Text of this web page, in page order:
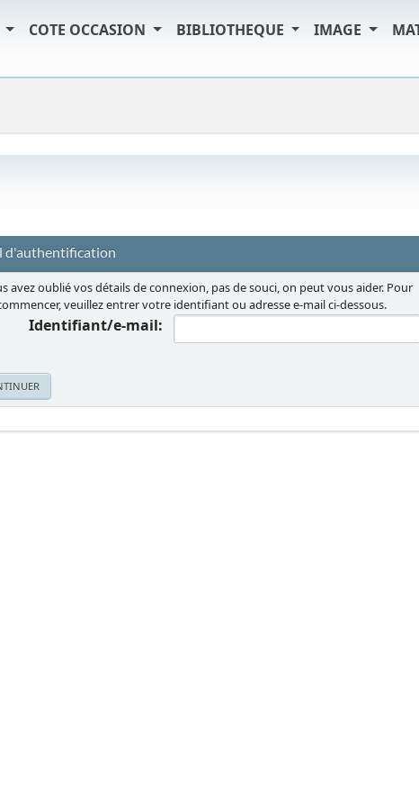
COTE OCCASION BIBLIOTHEQUE IMAGE
d'authentification
avez oublié vos détails de connexion, pas de souci, on peut vous aider. Pour
veuillez entrer votre identifiant ou adresse e-mail ci-dessous.
Identifiant/e-mail: